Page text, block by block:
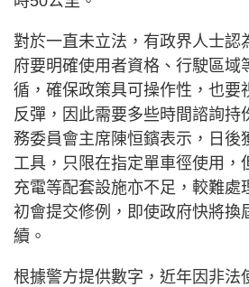
對於一直未立法，有政界人士認
府要明確使用者資格、行駛區域
循，確保政策具可操作性，也要
反彈，因此需要多些時間諮詢持
務委員會主席陳恒鑌表示，日後
工具，只限在指定單車徑使用，
充電等配套設施亦不足，較難處
初會提交修例，即使政府快將換
續。
根據警方提供數字，近年因非法